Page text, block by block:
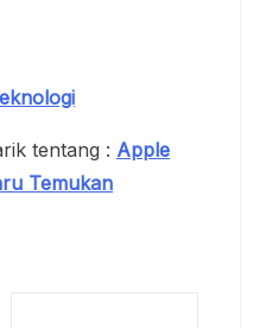
tentang : Apple
Temukan